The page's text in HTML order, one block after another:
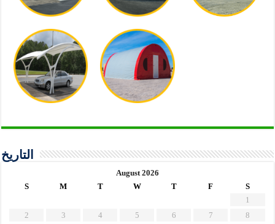
التاريخ
August 2026
S
M T W T F
S
1
2
3 4 5 6 7
8